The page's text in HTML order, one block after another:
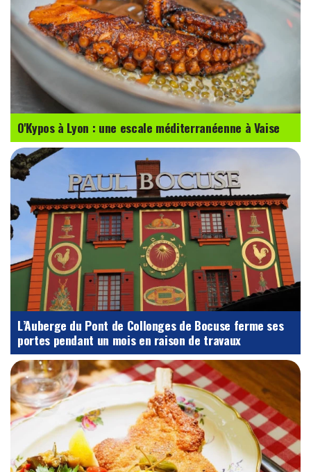
O'Kypos à Lyon : une escale méditerranéenne à Vaise
L’Auberge du Pont de Collonges de Bocuse ferme ses
portes pendant un mois en raison de travaux